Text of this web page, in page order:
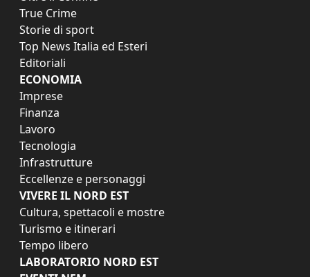
True Crime
Storie di sport
Top News Italia ed Esteri
Editoriali
ECONOMIA
Imprese
Finanza
Lavoro
Tecnologia
Infrastrutture
Eccellenze e personaggi
VIVERE IL NORD EST
Cultura, spettacoli e mostre
Turismo e itinerari
Tempo libero
LABORATORIO NORD EST